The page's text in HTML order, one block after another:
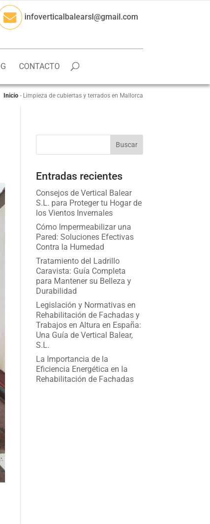
infoverticalbalearsl@gmail.com
CONTACTO
Inicio- Limpieza de cubiertas y terrados en Mallorca
Entradas recientes
Consejos de Vertical Balear
S.L. para Proteger tu Hogar de
los Vientos Invernales
Cómo Impermeabilizar una
Pared: Soluciones Efectivas
Contra la Humedad
Tratamiento del Ladrillo
Caravista: Guía Completa
para Mantener su Belleza y
Durabilidad
Legislación y Normativas en
Rehabilitación de Fachadas y
Trabajos en Altura en España:
Una Guía de Vertical Balear,
S.L.
La Importancia de la
Eficiencia Energética en la
Rehabilitación de Fachadas